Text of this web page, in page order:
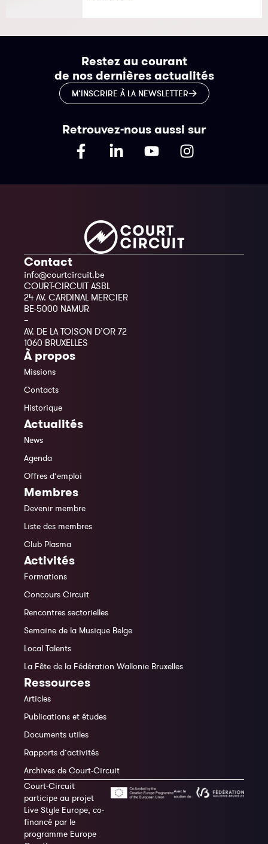
Restez au courant
de nos dernières actualités
M’INSCRIRE À LA NEWSLETTER
Retrouvez-nous aussi sur
Contact
info@courtcircuit.be
COURT-CIRCUIT ASBL
24 AV. CARDINAL MERCIER
BE-5000 NAMUR
–
AV. DE LA TOISON D’OR 72
1060 BRUXELLES
À propos
Missions
Contacts
Historique
Actualités
News
Agenda
Offres d’emploi
Membres
Devenir membre
Liste des membres
Club Plasma
Activités
Formations
Concours Circuit
Rencontres sectorielles
Semaine de la Musique Belge
Local Talents
La Fête de la Fédération Wallonie Bruxelles
Ressources
Articles
Publications et études
Documents utiles
Rapports d’activités
Archives de Court-Circuit
Court-Circuit
participe au projet
Live Style Europe, co-
financé par le
programme Europe